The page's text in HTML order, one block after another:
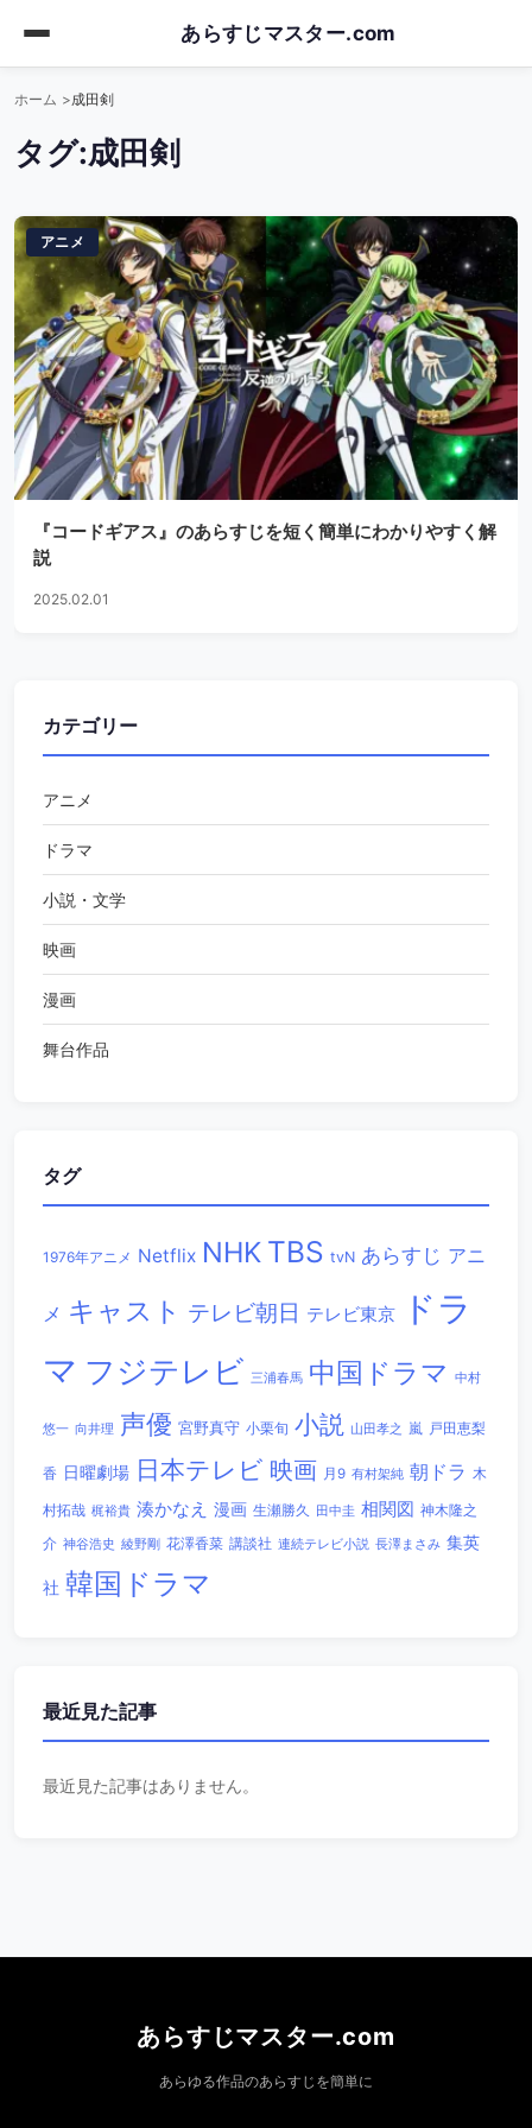
あらすじマスター.com
ホーム 成田剣
タグ:成田剣
アニメ
『コードギアス』のあらすじを短く簡単にわかりやすく解
説
2025.02.01
カテゴリー
アニメ
ドラマ
小説・文学
映画
漫画
舞台作品
タグ
1976年アニメ Netflix NHK TBS tvN あらすじ アニ
メ キャスト テレビ朝日 テレビ東京
ドラ
マ フジテレビ 三浦春馬 中国ドラマ 中村
悠一 向井理 声優 宮野真守 小栗旬 小説 山田孝之 嵐 戸田恵梨
香 日曜劇場 日本テレビ 映画 月9 有村架純 朝ドラ 木
村拓哉 梶裕貴 湊かなえ 漫画 生瀬勝久 田中圭 相関図 神木隆之
介 神谷浩史 綾野剛 花澤香菜 講談社 連続テレビ小説 長澤まさみ 集英
社 韓国ドラマ
最近見た記事
最近見た記事はありません。
あらすじマスター.com
あらゆる作品のあらすじを簡単に